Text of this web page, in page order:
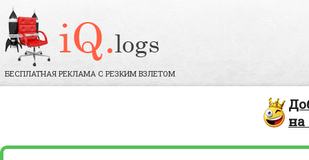
БЕСПЛАТНАЯ РЕКЛАМА С РЕЗКИМ ВЗЛЕТОМ
на